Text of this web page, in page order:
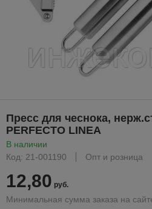
Пресс для чеснока,
PERFECTO LINEA
В наличии
Код: 21-001190
Опт и розница
12,80 руб.
Минимальная сумма заказа на